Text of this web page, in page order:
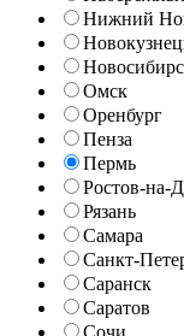
Нижний
Омск
Оренбург
Пенза
Пермь
Ростов-на-
Рязань
Самара
Санкт-
Саранск
Саратов
Сочи